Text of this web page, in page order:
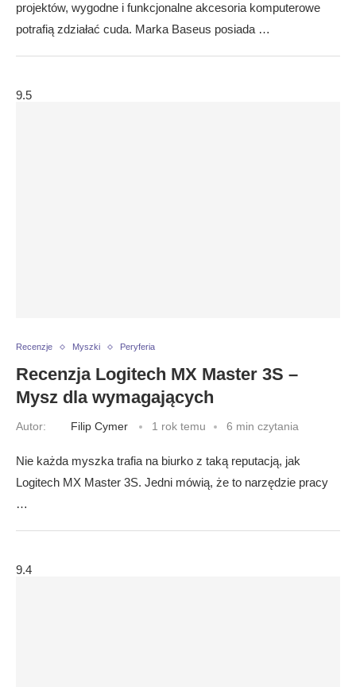
projektów, wygodne i funkcjonalne akcesoria komputerowe
potrafią zdziałać cuda. Marka Baseus posiada …
9.5
Recenzje Myszki Peryferia
Recenzja Logitech MX Master 3S –
Mysz dla wymagających
Autor: Filip Cymer 1 rok temu 6 min czytania
Nie każda myszka trafia na biurko z taką reputacją, jak
Logitech MX Master 3S. Jedni mówią, że to narzędzie pracy
…
9.4